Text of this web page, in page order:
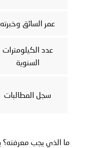
عمر السائق وخبرته
عدد الكيلومترات
السنوية
سجل المطالبات
ما الذي يجب معرفته؟